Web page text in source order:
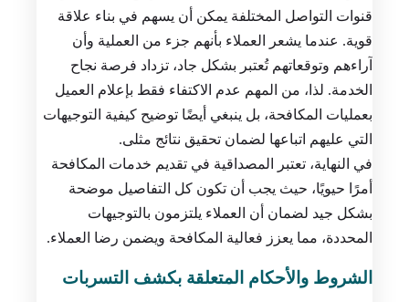
قنوات التواصل المختلفة يمكن أن يسهم في بناء علاقة
قوية. عندما يشعر العملاء بأنهم جزء من العملية وأن
آراءهم وتوقعاتهم تُعتبر بشكل جاد، تزداد فرصة نجاح
الخدمة. لذا، من المهم عدم الاكتفاء فقط بإعلام العميل
بعمليات المكافحة، بل ينبغي أيضًا توضيح كيفية التوجيهات
التي عليهم اتباعها لضمان تحقيق نتائج مثلى.
في النهاية، تعتبر المصداقية في تقديم خدمات المكافحة
أمرًا حيويًا، حيث يجب أن تكون كل التفاصيل موضحة
بشكل جيد لضمان أن العملاء يلتزمون بالتوجيهات
المحددة، مما يعزز فعالية المكافحة ويضمن رضا العملاء.
الشروط والأحكام المتعلقة بكشف التسربات